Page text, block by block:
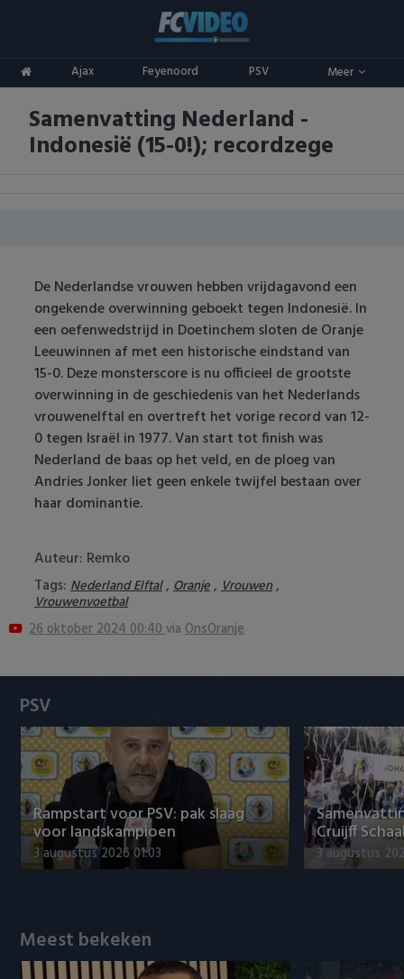
Ajax Feyenoord PSV Meer
ADO Den Haag
Ajax
FC Twente
FC Utrecht
Feyenoord
Heracles Almelo
NAC Breda
PEC Zwolle
PSV
Roda JC
SC Heerenveen
Sparta
Vitesse
VVV Venlo
Willem II
Competities
Eredivisie
Keuken Kampioen Divisie
Vrouwenvoetbal
Champions League
Europa League
Conference League
Oranje
Samenvatting Nederland -
Indonesië (15-0!); recordzege
De Nederlandse vrouwen hebben vrijdagavond een
ongekende overwinning geboekt tegen Indonesië. In
een oefenwedstrijd in Doetinchem sloten de Oranje
Leeuwinnen af met een historische eindstand van
15-0. Deze monsterscore is nu officieel de grootste
overwinning in de geschiedenis van het Nederlands
vrouwenelftal en overtreft het vorige record van 12-
0 tegen Israël in 1977. Van start tot finish was
Nederland de baas op het veld, en de ploeg van
Andries Jonker liet geen enkele twijfel bestaan over
haar dominantie.
Auteur: Remko
Tags: Nederland Elftal, Oranje, Vrouwen,
Vrouwenvoetbal
26 oktober 2024 00:40via OnsOranje
PSV
Rampstart voor PSV: pak slaag
voor landskampioen
3 augustus 2026 01:03
Cruijff
3 augustus
Meest bekeken